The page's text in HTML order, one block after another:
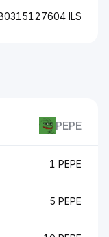
ILS
PEPE
1 PEPE
5 PEPE